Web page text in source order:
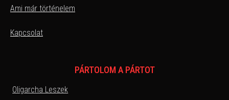
Ami már történelem
Kapcsolat
PÁRTOLOM A PÁRTOT
Oligarcha Leszek